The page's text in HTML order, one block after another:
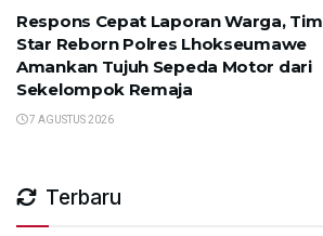
Respons Cepat Laporan Warga, Tim
Star Reborn Polres Lhokseumawe
Amankan Tujuh Sepeda Motor dari
Sekelompok Remaja
7 AGUSTUS 2026
Terbaru